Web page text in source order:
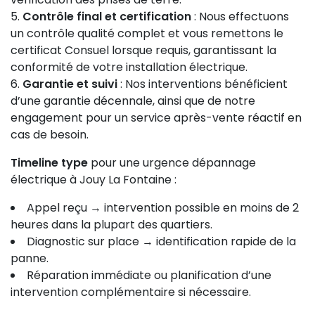
Contrôle final et certification: Nous effectuons
un contrôle qualité complet et vous remettons le
certificat Consuel lorsque requis, garantissant la
conformité de votre installation électrique.
Garantie et suivi: Nos interventions bénéficient
d’une garantie décennale, ainsi que de notre
engagement pour un service après-vente réactif en
cas de besoin.
Timeline type pour une urgence dépannage
électrique à Jouy La Fontaine :
Appel reçu → intervention possible en moins de 2
heures dans la plupart des quartiers.
Diagnostic sur place → identification rapide de la
panne.
Réparation immédiate ou planification d’une
intervention complémentaire si nécessaire.